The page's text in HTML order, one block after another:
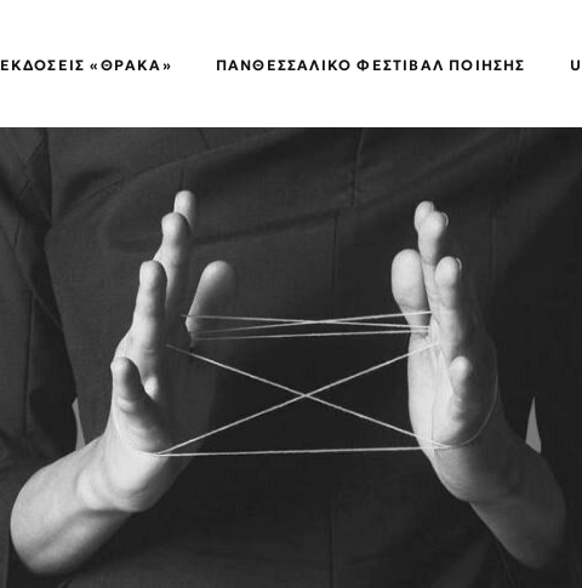
EΚΔΌΣΕΙΣ «ΘΡΑΚΑ» ΠΑΝΘΕΣΣΑΛΙΚΌ ΦΕΣΤΙΒΆΛ ΠΟΊΗΣΗΣ